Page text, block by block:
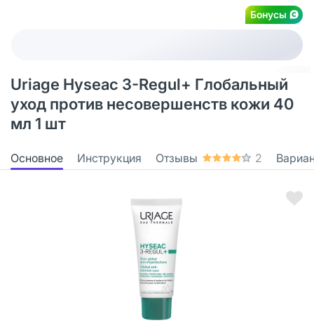
Бонусы
Uriage Hyseac 3-Regul+ Глобальный
уход против несовершенств кожи 40
мл 1 шт
Основное Инструкция Отзывы 2